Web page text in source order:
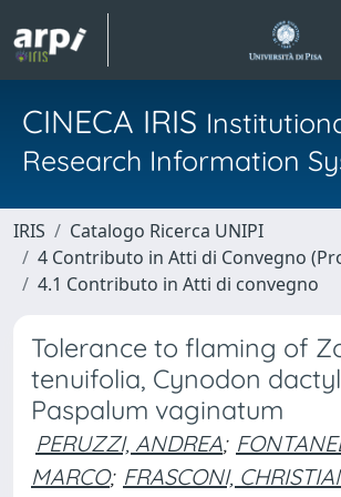
CINECA IRIS
Research Information
IRIS
Catalogo Ricerca UNIPI
4 Contributo in Atti di Convegno
4.1 Contributo in Atti di convegno
Tolerance to flaming of
tenuifolia, Cynodon
Paspalum vaginatum
PERUZZI, ANDREA;
MARCO; FRASCONI,